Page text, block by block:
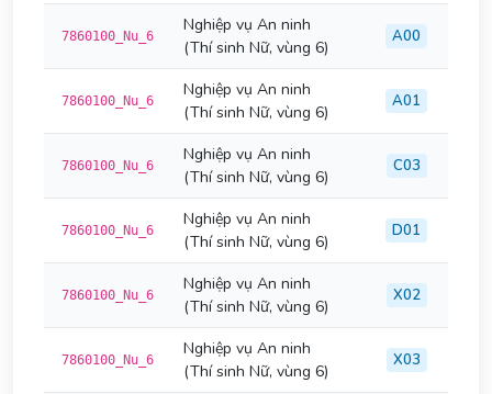
7860100_Nu_6
Nghiệp vụ An ninh
(Thí sinh Nữ, vùng 6)
A00
7860100_Nu_6
Nghiệp vụ An ninh
(Thí sinh Nữ, vùng 6)
A01
7860100_Nu_6
Nghiệp vụ An ninh
(Thí sinh Nữ, vùng 6)
C03
7860100_Nu_6
Nghiệp vụ An ninh
(Thí sinh Nữ, vùng 6)
D01
7860100_Nu_6
Nghiệp vụ An ninh
(Thí sinh Nữ, vùng 6)
X02
7860100_Nu_6
Nghiệp vụ An ninh
(Thí sinh Nữ, vùng 6)
X03